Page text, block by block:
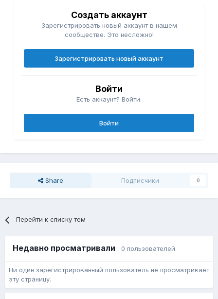
Создать аккаунт
Зарегистрировать новый аккаунт в нашем
сообществе. Это несложно!
Зарегистрировать новый аккаунт
Войти
Есть аккаунт? Войти.
Войти
Share Подписчики 0
Перейти к списку тем
Недавно просматривали 0 пользователей
Ни один зарегистрированный пользователь не просматривает
эту страницу.